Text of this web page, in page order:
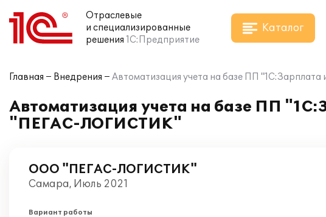
Отраслевые
и специализированные
решения 1С:Предприятие
Каталог
Главная Внедрения Автоматизация учета на базе ПП
Автоматизация учета на базе ПП
"ПЕГАС-ЛОГИСТИК"
ООО "ПЕГАС-ЛОГИСТИК"
Самара, Июль 2021
Вариант работы